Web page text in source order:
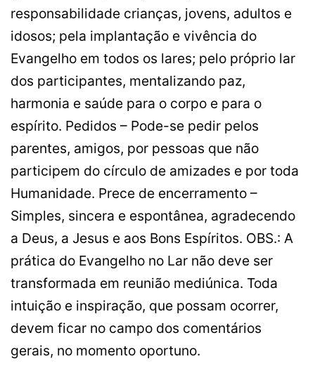
responsabilidade crianças, jovens, adultos e
idosos; pela implantação e vivência do
Evangelho em todos os lares; pelo próprio lar
dos participantes, mentalizando paz,
harmonia e saúde para o corpo e para o
espírito. Pedidos – Pode-se pedir pelos
parentes, amigos, por pessoas que não
participem do círculo de amizades e por toda
Humanidade. Prece de encerramento –
Simples, sincera e espontânea, agradecendo
a Deus, a Jesus e aos Bons Espíritos. OBS.: A
prática do Evangelho no Lar não deve ser
transformada em reunião mediúnica. Toda
intuição e inspiração, que possam ocorrer,
devem ficar no campo dos comentários
gerais, no momento oportuno.